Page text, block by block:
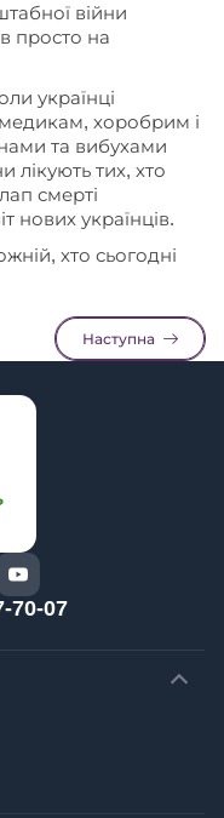
війни
просто на
українці
хоробрим і
та вибухами
лікують тих, хто
смерті
нових українців.
хто сьогодні
Наступна
70-07